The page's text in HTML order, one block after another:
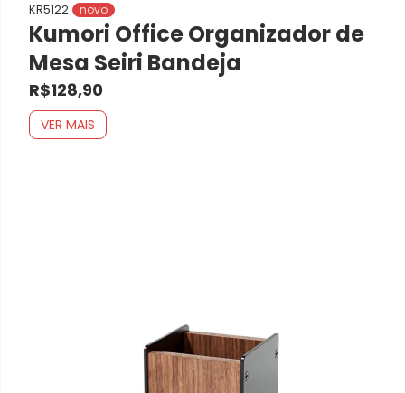
KR5122 novo
Kumori Office Organizador de
Mesa Seiri Bandeja
R$128,90
VER MAIS